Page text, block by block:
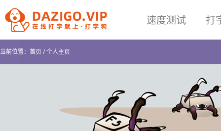
速度测试 打
当前位置： 首页/个人主页